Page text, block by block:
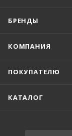
БРЕНДЫ
КОМПАНИЯ
ПОКУПАТЕЛЮ
КАТАЛОГ